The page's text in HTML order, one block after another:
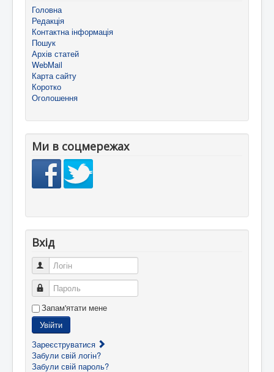
Головна
Редакція
Контактна інформація
Пошук
Архів статей
WebMail
Карта сайту
Коротко
Оголошення
Ми в соцмережах
Вхід
Логін
Пароль
Запам'ятати мене
Увійти
Зареєструватися
Забули свій логін?
Забули свій пароль?